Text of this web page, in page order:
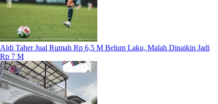
Aldi Taher Jual Rumah Rp 6,5 M Belum Laku, Malah Dinaikin Jadi
Rp 7 M